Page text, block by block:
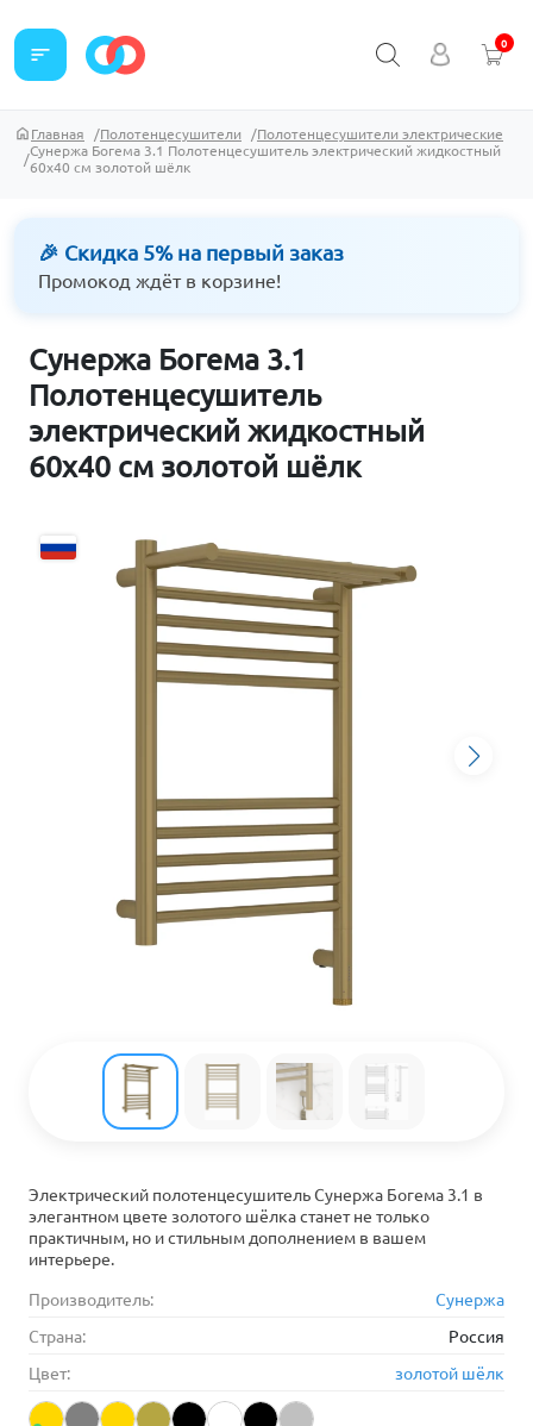
sort 0
Главная Полотенцесушители
Полотенцесушители электрические
Сунержа Богема 3.1 Полотенцесушитель электрический жидкостный
60х40 см золотой шёлк
🎉 Скидка 5% на первый заказ
Промокод ждёт в корзине!
Сунержа Богема 3.1
Полотенцесушитель
электрический жидкостный
60х40 см золотой шёлк
Электрический полотенцесушитель Сунержа Богема 3.1 в
элегантном цвете золотого шёлка станет не только
практичным, но и стильным дополнением в вашем
интерьере.
Производитель:
Сунержа
Страна:
Россия
Цвет:
золотой шёлк